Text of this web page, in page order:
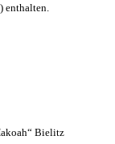
enthalten.
Bielitz